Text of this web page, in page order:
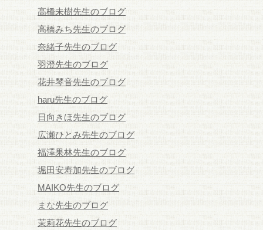
高橋未樹先生のブログ
高橋みち先生のブログ
奈緒子先生のブログ
羽澄先生のブログ
花井琴音先生のブログ
haru先生のブログ
日向きほ先生のブログ
広瀬ひとみ先生のブログ
福澤果林先生のブログ
堀田安寿加先生のブログ
MAIKO先生のブログ
まな先生のブログ
茉莉花先生のブログ